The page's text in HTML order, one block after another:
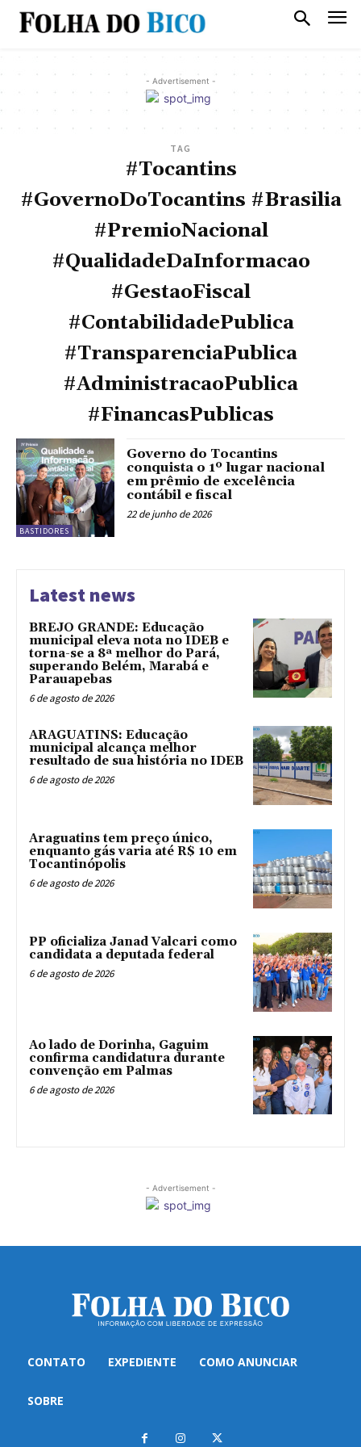
- Advertisement -
TAG
#Tocantins
#GovernoDoTocantins #Brasilia
#PremioNacional
#QualidadeDaInformacao
#GestaoFiscal
#ContabilidadePublica
#TransparenciaPublica
#AdministracaoPublica
#FinancasPublicas
BASTIDORES
Governo do Tocantins
conquista o 1º lugar nacional
em prêmio de excelência
contábil e fiscal
22 de junho de 2026
Latest news
BREJO GRANDE: Educação
municipal eleva nota no IDEB e
torna-se a 8ª melhor do Pará,
superando Belém, Marabá e
Parauapebas
6 de agosto de 2026
ARAGUATINS: Educação
municipal alcança melhor
resultado de sua história no IDEB
6 de agosto de 2026
Araguatins tem preço único,
enquanto gás varia até R$ 10 em
Tocantinópolis
6 de agosto de 2026
PP oficializa Janad Valcari como
candidata a deputada federal
6 de agosto de 2026
Ao lado de Dorinha, Gaguim
confirma candidatura durante
convenção em Palmas
6 de agosto de 2026
- Advertisement -
CONTATO EXPEDIENTE COMO ANUNCIAR
SOBRE